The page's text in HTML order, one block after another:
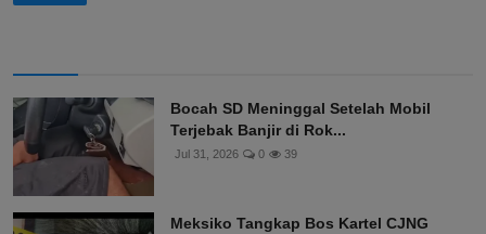
Bocah SD Meninggal Setelah Mobil
Terjebak Banjir di Rok...
Jul 31, 2026 0 39
Meksiko Tangkap Bos Kartel CJNG